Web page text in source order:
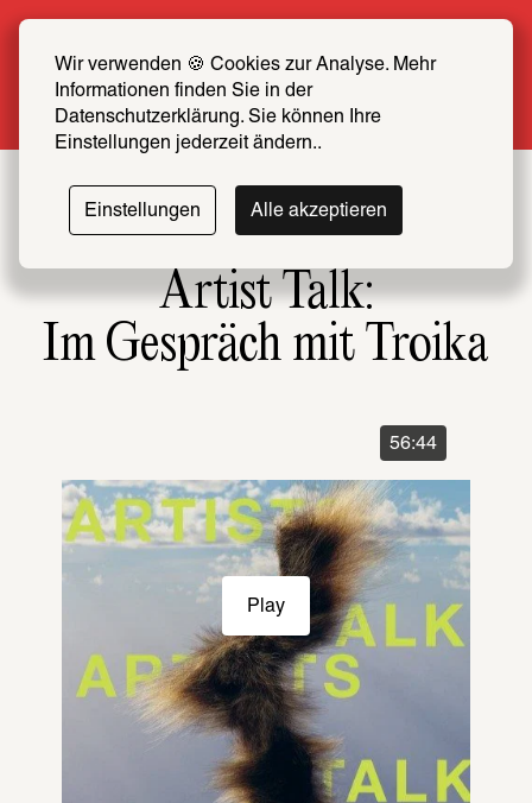
Wir verwenden 🍪 Cookies zur Analyse. Mehr
Informationen finden Sie in der
Datenschutzerklärung. Sie können Ihre
Einstellungen jederzeit ändern..
Einstellungen Alle akzeptieren
SCHIRN FREUND*IN werden
Mehr erfahren
Artist Talk:
Im Gespräch mit Troika
Play
56:44